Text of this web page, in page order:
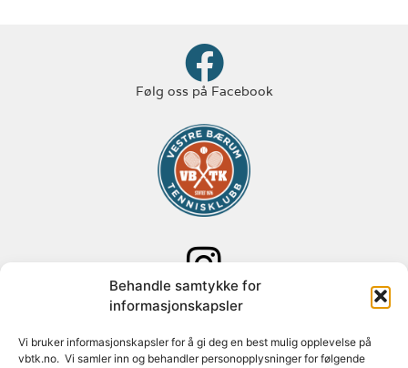
Behandle samtykke for
informasjonskapsler
Vi bruker informasjonskapsler for å gi deg en best mulig opplevelse på
vbtk.no. Vi samler inn og behandler personopplysninger for følgende
Følg oss på Facebook
Følg oss på Instagram
Adresse: Paal Bergs vei 125
1348 Rykkinn